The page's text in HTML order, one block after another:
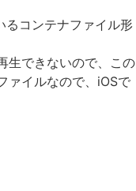
るコンテナファイル形
生できないので、この
ァイルなので、iOSで